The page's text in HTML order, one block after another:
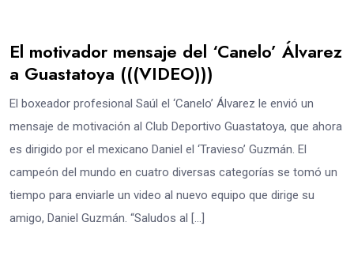
El motivador mensaje del ‘Canelo’ Álvarez
a Guastatoya (((VIDEO)))
El boxeador profesional Saúl el ‘Canelo’ Álvarez le envió un
mensaje de motivación al Club Deportivo Guastatoya, que ahora
es dirigido por el mexicano Daniel el ‘Travieso’ Guzmán. El
campeón del mundo en cuatro diversas categorías se tomó un
tiempo para enviarle un video al nuevo equipo que dirige su
amigo, Daniel Guzmán. “Saludos al […]